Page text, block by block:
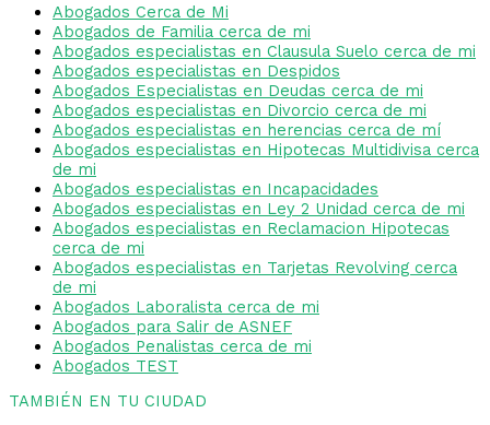
Abogados Cerca de Mi
Abogados de Familia cerca de mi
Abogados especialistas en Clausula Suelo cerca de mi
Abogados especialistas en Despidos
Abogados Especialistas en Deudas cerca de mi
Abogados especialistas en Divorcio cerca de mi
Abogados especialistas en herencias cerca de mí
Abogados especialistas en Hipotecas Multidivisa cerca
de mi
Abogados especialistas en Incapacidades
Abogados especialistas en Ley 2 Unidad cerca de mi
Abogados especialistas en Reclamacion Hipotecas
cerca de mi
Abogados especialistas en Tarjetas Revolving cerca
de mi
Abogados Laboralista cerca de mi
Abogados para Salir de ASNEF
Abogados Penalistas cerca de mi
Abogados TEST
TAMBIÉN EN TU CIUDAD